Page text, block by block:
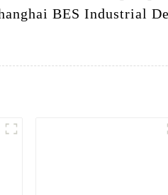
BES Industrial